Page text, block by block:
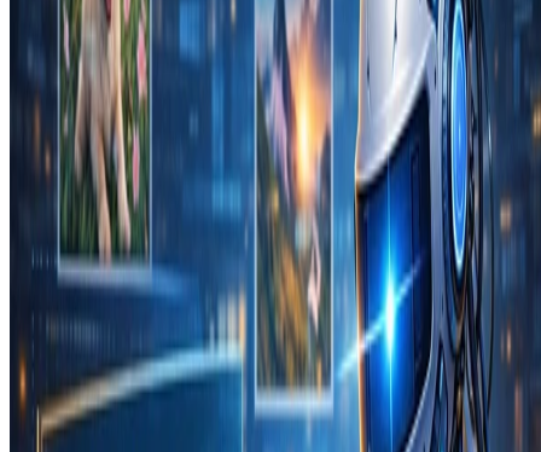
Herramienta CLI para describir fotos y agregar palabras clave
usando IA
nov 6, 2025
• 1 min de lectura
Leer más